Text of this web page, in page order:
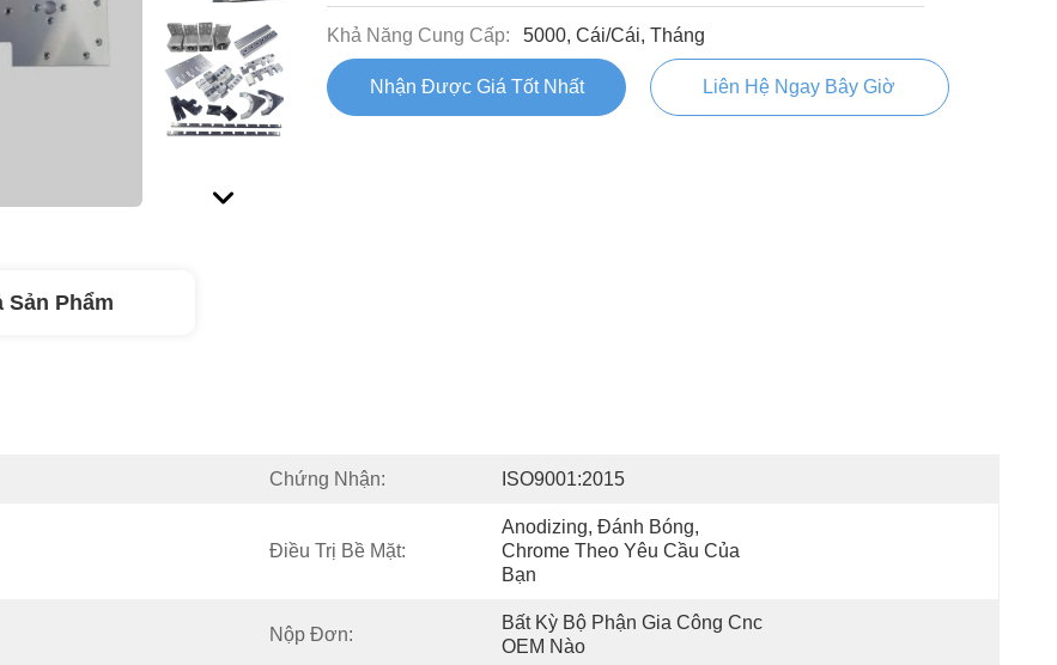
Khả Năng Cung Cấp: 5000, Cái/Cái, Tháng
Nhận Được Giá Tốt Nhất Liên Hệ Ngay Bây Giờ
Sản Phẩm
Chứng Nhận: ISO9001:2015
Điều Trị Bề Mặt:
Anodizing, Đánh Bóng,
Chrome Theo Yêu Cầu Của
Bạn
Nộp Đơn:
Bất Kỳ Bộ Phận Gia Công Cnc
OEM Nào